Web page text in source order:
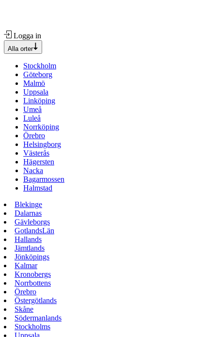
Logga in
Alla orter
Stockholm
Göteborg
Malmö
Uppsala
Linköping
Umeå
Luleå
Norrköping
Örebro
Helsingborg
Västerås
Hägersten
Nacka
Bagarmossen
Halmstad
Blekinge
Dalarnas
Gävleborgs
GotlandsLän
Hallands
Jämtlands
Jönköpings
Kalmar
Kronobergs
Norrbottens
Örebro
Östergötlands
Skåne
Södermanlands
Stockholms
Uppsala